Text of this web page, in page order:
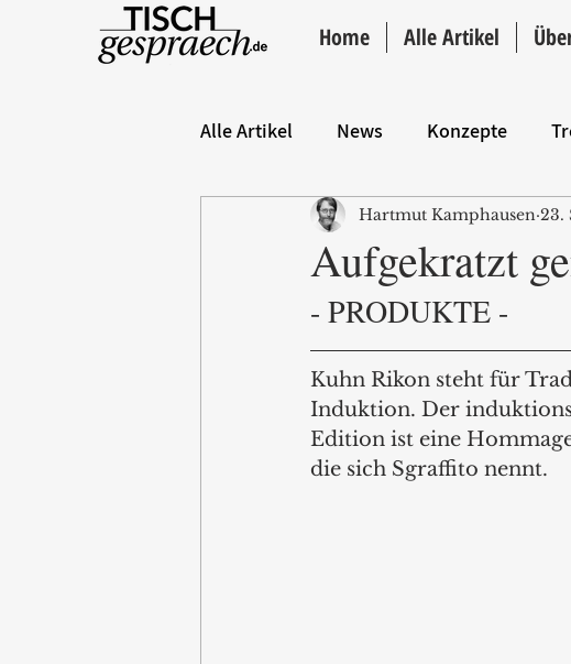
Home Alle Artikel
Alle Artikel News Konzepte
Hintergrund ANZEIGE Intro
Aufgekratzt
Hartmut Kamphausen 23.
- PRODUKTE -
Kuhn Rikon steht für
Induktion. Der
Edition ist eine
die sich Sgraffito nennt.